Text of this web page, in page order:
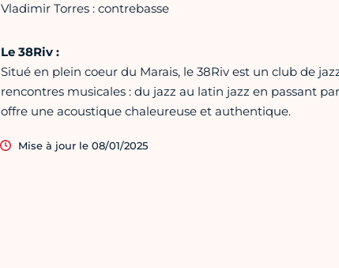
Vladimir Torres : contrebasse
Le 38Riv :
Situé en plein coeur du Marais, le 38Riv est un club de
rencontres musicales : du jazz au latin jazz en passant
offre une acoustique chaleureuse et authentique.
Mise à jour le 08/01/2025